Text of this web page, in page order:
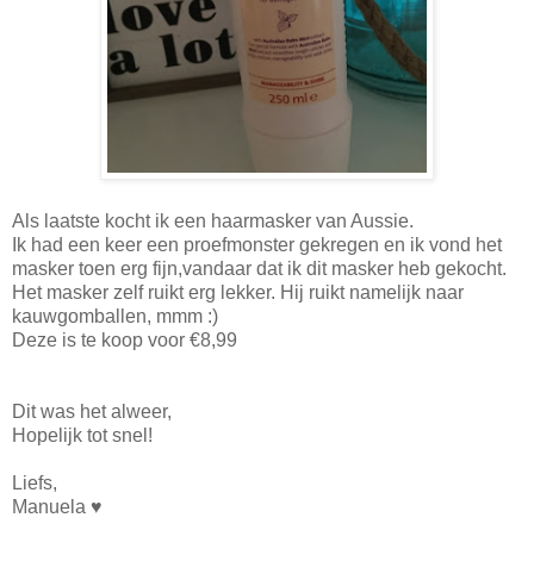
Als laatste kocht ik een haarmasker van Aussie.
Ik had een keer een proefmonster gekregen en ik vond het
masker toen erg fijn,vandaar dat ik dit masker heb gekocht.
Het masker zelf ruikt erg lekker. Hij ruikt namelijk naar
kauwgomballen, mmm :)
Deze is te koop voor €8,99
Dit was het alweer,
Hopelijk tot snel!
Liefs,
Manuela ♥︎